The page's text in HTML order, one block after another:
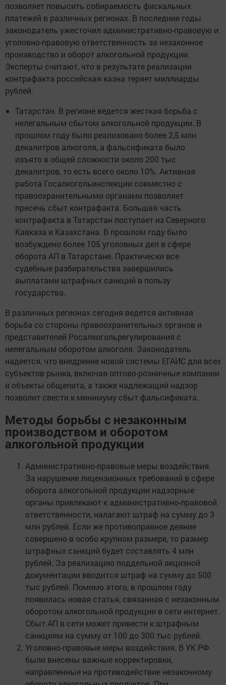
позволяет повысить собираемость фискальных
платежей в различных регионах. В последние годы
законодатель ужесточил административно-правовую и
уголовно-правовую ответственность за незаконное
производство и оборот алкогольной продукции.
Эксперты считают, что в результате реализации
контрафакта российская казна теряет миллиарды
рублей.
Татарстан. В регионе ведется жесткая борьба с
нелегальным сбытом алкогольной продукции. В
прошлом году было реализовано более 2,5 млн
декалитров алкоголя, а фальсификата было
изъято в общей сложности около 200 тыс
декалитров, то есть всего около 10%. Активная
работа Госалкогольинспекции совместно с
правоохранительными органами позволяет
пресечь сбыт контрафакта. Большая часть
контрафакта в Татарстан поступает из Северного
Кавказа и Казахстана. В прошлом году было
возбуждено более 105 уголовных дел в сфере
оборота АП в Татарстане. Практически все
судебные разбирательства завершились
выплатами штрафных санкций в пользу
государства.
В различных регионах сегодня ведется активная
борьба со стороны правоохранительных органов и
представителей Росалкогольрегулирования с
нелегальным оборотом алкоголя. Законодатель
надеется, что внедрение новой системы ЕГАИС для всех
субъектов рынка, включая оптово-розничные компании
и объекты общепита, а также надлежащий надзор
позволит свести к минимуму сбыт фальсификата.
Методы борьбы с незаконным
производством и оборотом
алкогольной продукции
Административно-правовые меры воздействия.
За нарушение лицензионных требований в сфере
оборота алкогольной продукции надзорные
органы привлекают к административно-правовой
ответственности, налагают штраф на сумму до 3
млн рублей. Если же противоправное деяние
совершено в особо крупном размере, то размер
штрафных санкций будет составлять 4 млн
рублей. За реализацию поддельной акцизной
документации вводится штраф на сумму до 500
тыс рублей. Помимо этого, в прошлом году
появилась новая статья, связанная с незаконным
оборотом алкогольной продукции в сети интернет.
Сбыт АП в сети может привести к штрафным
санкциям на сумму от 100 до 300 тыс рублей.
Уголовно-правовые меры воздействия. В УК РФ
были внесены важные корректировки,
направленные на противодействие незаконному